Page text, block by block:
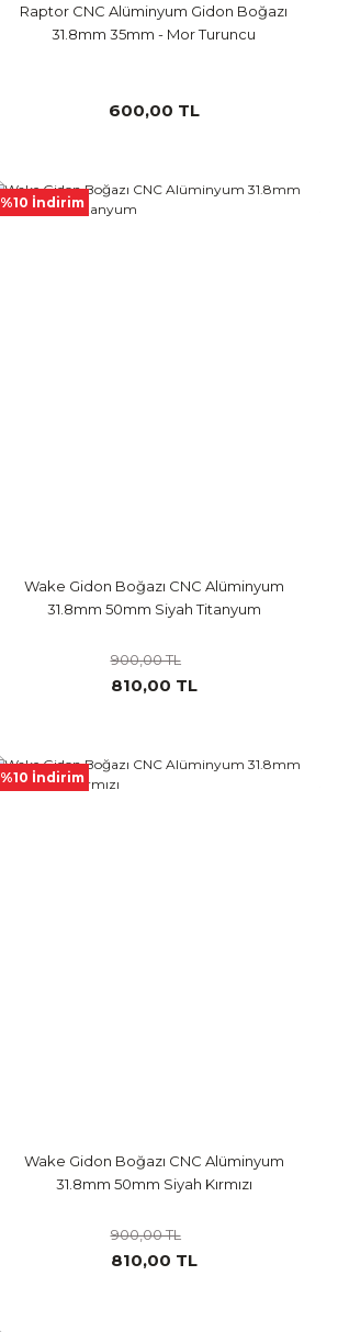
Raptor CNC Alüminyum Gidon Boğazı
31.8mm 35mm - Mor Turuncu
600,00 TL
%10 İndirim
Wake Gidon Boğazı CNC Alüminyum
31.8mm 50mm Siyah Titanyum
900,00 TL
810,00 TL
%10 İndirim
Wake Gidon Boğazı CNC Alüminyum
31.8mm 50mm Siyah Kırmızı
900,00 TL
810,00 TL